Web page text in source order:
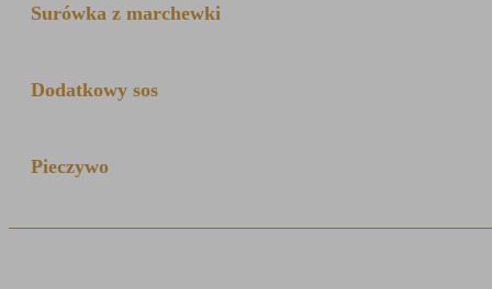
Surówka z marchewki
Dodatkowy sos
Pieczywo